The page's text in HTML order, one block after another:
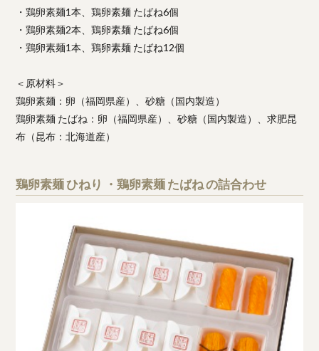
・鶏卵素麺1本、鶏卵素麺 たばね6個
・鶏卵素麺2本、鶏卵素麺 たばね6個
・鶏卵素麺1本、鶏卵素麺 たばね12個
＜原材料＞
鶏卵素麺：卵（福岡県産）、砂糖（国内製造）
鶏卵素麺 たばね：卵（福岡県産）、砂糖（国内製造）、求肥昆
布（昆布：北海道産）
鶏卵素麺 ひねり ・鶏卵素麺 たばね の詰合わせ